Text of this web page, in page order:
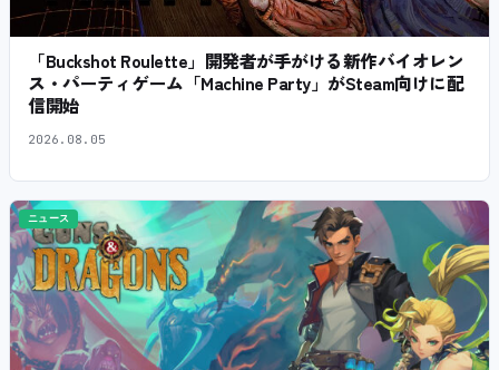
「Buckshot Roulette」開発者が手がける新作バイオレン
ス・パーティゲーム「Machine Party」がSteam向けに配
信開始
2026.08.05
ニュース